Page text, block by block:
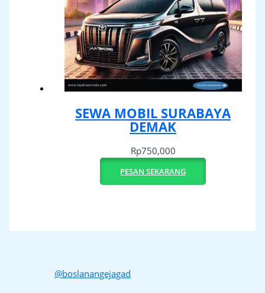
SEWA MOBIL SURABAYA
DEMAK
Rp750,000
PESAN SEKARANG
@boslanangejagad